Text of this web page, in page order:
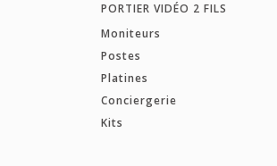
PORTIER VIDÉO 2 FILS
Moniteurs
Postes
Platines
Conciergerie
Kits